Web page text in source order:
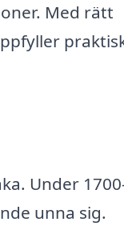
Med rätt
Under
unna sig.